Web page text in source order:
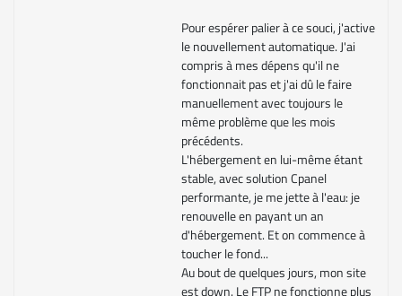
Pour espérer palier à ce souci, j'active
le nouvellement automatique. J'ai
compris à mes dépens qu'il ne
fonctionnait pas et j'ai dû le faire
manuellement avec toujours le
même problème que les mois
précédents.
L'hébergement en lui-même étant
stable, avec solution Cpanel
performante, je me jette à l'eau: je
renouvelle en payant un an
d'hébergement. Et on commence à
toucher le fond...
Au bout de quelques jours, mon site
est down. Le FTP ne fonctionne plus